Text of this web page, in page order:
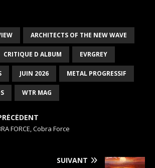
ARCHITECTS OF THE NEW WAVE
CRITIQUE D ALBUM EVRGREY
JUIN 2026 METAL PROGRESSIF
WTR MAG
FORCE, Cobra Force
SUIVANT